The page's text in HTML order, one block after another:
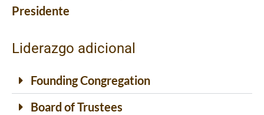
Presidente
Liderazgo adicional
Founding Congregation
Board of Trustees